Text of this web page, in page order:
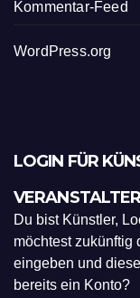
Kommentar-Feed
WordPress.org
LOGIN FÜR
VERANSTALTER
Du bist Künstler,
möchtest zukünftig
eingeben und
bereits ein Konto?